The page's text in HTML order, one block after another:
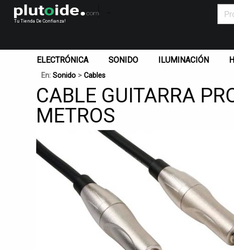
Tu Tienda De Confianza!
ELECTRÓNICA SONIDO ILUMINACIÓN
En: Sonido > Cables
CABLE GUITARRA
METROS